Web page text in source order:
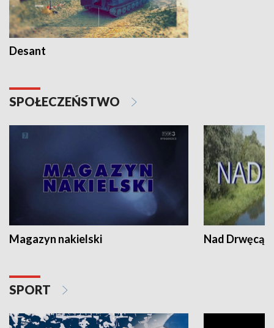
Desant
SPOŁECZEŃSTWO
Magazyn nakielski Nad Drwęcą
SPORT